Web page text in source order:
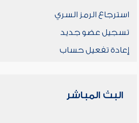
استرجاع الرمز السري
تسجيل عضو جديد
إعادة تفعيل حساب
البث المباشر